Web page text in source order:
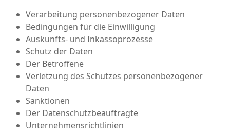
Verarbeitung personenbezogener Daten
Bedingungen für die Einwilligung
Auskunfts- und Inkassoprozesse
Schutz der Daten
Der Betroffene
Verletzung des Schutzes personenbezogener
Daten
Sanktionen
Der Datenschutzbeauftragte
Unternehmensrichtlinien